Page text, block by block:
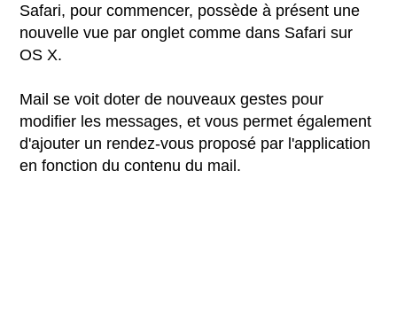
Safari, pour commencer, possède à présent une
nouvelle vue par onglet comme dans Safari sur
OS X.
Mail se voit doter de nouveaux gestes pour
modifier les messages, et vous permet également
d'ajouter un rendez-vous proposé par l'application
en fonction du contenu du mail.